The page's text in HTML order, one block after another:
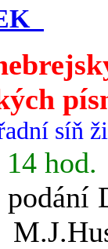
síň
hod.